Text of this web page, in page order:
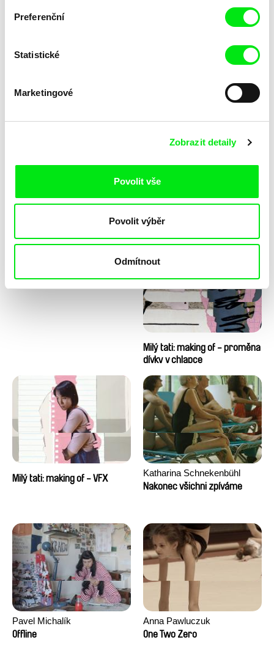
Preferenční
Statistické
Marketingové
Zobrazit detaily
Povolit vše
Povolit výběr
Odmítnout
Milý tati: making of - animace
Milý tati: making of - proměna
dívky v chlapce
Milý tati: making of - VFX
Katharina Schnekenbühl
Nakonec všichni zpíváme
Pavel Michalík
Offline
Anna Pawluczuk
One Two Zero